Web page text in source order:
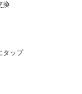
換
タップ